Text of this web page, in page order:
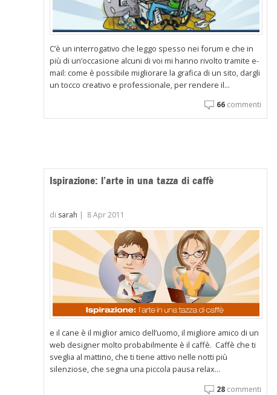
C’è un interrogativo che leggo spesso nei forum e che in
più di un’occasione alcuni di voi mi hanno rivolto tramite e-
mail: come è possibile migliorare la grafica di un sito, dargli
un tocco creativo e professionale, per rendere il...
66commenti
Ispirazione: l’arte in una tazza di caffè
di sarah | 8 Apr 2011
e il cane è il miglior amico dell’uomo, il migliore amico di un
web designer molto probabilmente è il caffè. Caffè che ti
sveglia al mattino, che ti tiene attivo nelle notti più
silenziose, che segna una piccola pausa relax...
28commenti